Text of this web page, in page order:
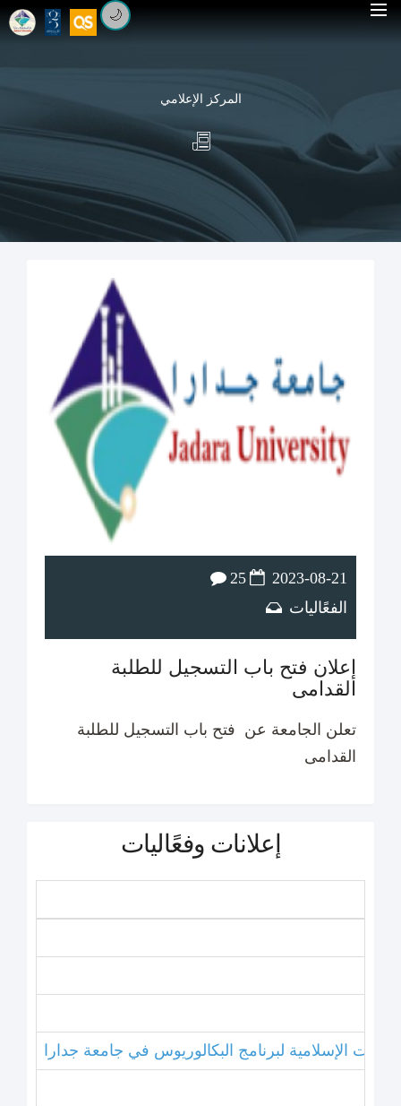
🌙
المركز الإعلامي
2023-08-21
الفعًاليات
25
إعلان فتح باب التسجيل للطلبة
القدامى
تعلن الجامعة عن فتح باب التسجيل للطلبة
القدامى
إعلانات وفعًاليات
الإسلامية لبرنامج البكالوريوس في جامعة جدارا